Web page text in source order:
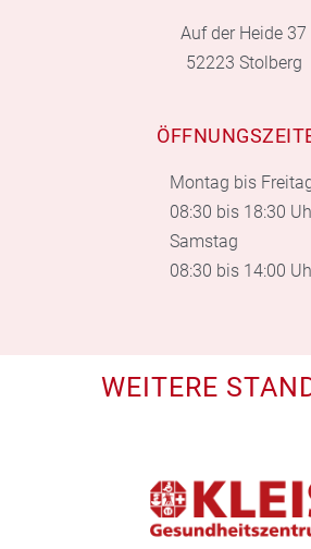
Auf der Heide 37
52223 Stolberg
Montag bis
08:30 bis 18:30
Samstag
08:30 bis 14:00
WEITERE